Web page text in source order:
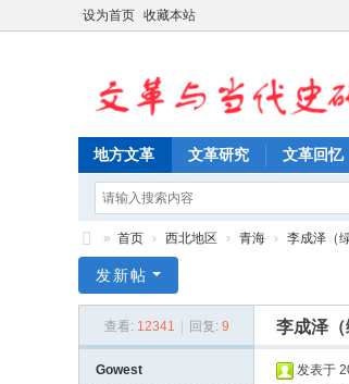
设为首页 收藏本站
地方文革 文革研究 文革回忆
革
» 首页 › 西北地区 › 青海 › 李成泽（
发新帖
查看: 12341 回复: 9 李成泽
Gowest 发表于